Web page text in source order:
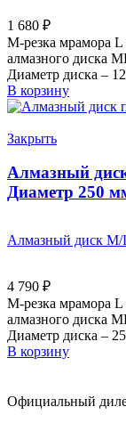
1 680 ₽
M-резка мрамора L
алмазного диска
Диаметр диска –
В корзину
Закрыть
Алмазный
Диаметр 250
Алмазный диск M/
4 790 ₽
M-резка мрамора L
алмазного диска
Диаметр диска –
В корзину
Официальный